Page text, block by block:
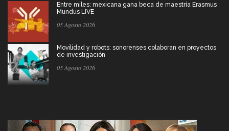
Entre miles: mexicana gana beca de maestría Erasmus
Mundus LIVE
05 Agosto 2026
Movilidad y robots: sonorenses colaboran en proyectos
de investigación
05 Agosto 2026